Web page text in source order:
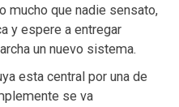
mucho que nadie sensato,
y espere a entregar
un nuevo sistema.
esta central por una de
se va